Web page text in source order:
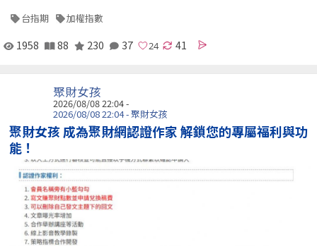
台指期 加權指數
1958 88 230 37 41
聚財女孩
2026/08/08 22:04 -
2026/08/08 22:04 - 聚財女孩
聚財女孩 成為聚財網認證作家 解鎖您的專屬福利與功
能！